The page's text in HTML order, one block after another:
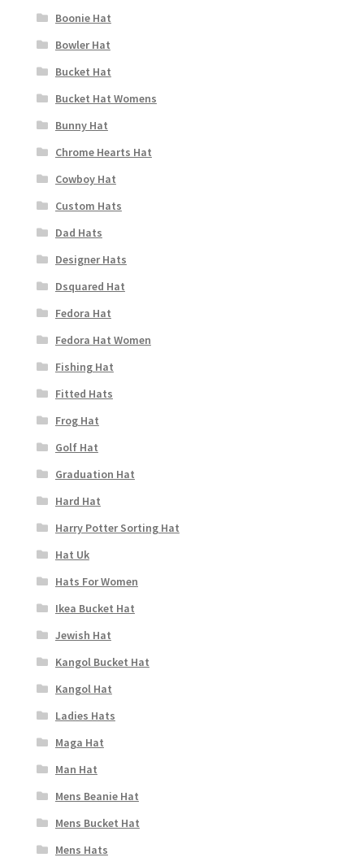
Boonie Hat
Bowler Hat
Bucket Hat
Bucket Hat Womens
Bunny Hat
Chrome Hearts Hat
Cowboy Hat
Custom Hats
Dad Hats
Designer Hats
Dsquared Hat
Fedora Hat
Fedora Hat Women
Fishing Hat
Fitted Hats
Frog Hat
Golf Hat
Graduation Hat
Hard Hat
Harry Potter Sorting Hat
Hat Uk
Hats For Women
Ikea Bucket Hat
Jewish Hat
Kangol Bucket Hat
Kangol Hat
Ladies Hats
Maga Hat
Man Hat
Mens Beanie Hat
Mens Bucket Hat
Mens Hats